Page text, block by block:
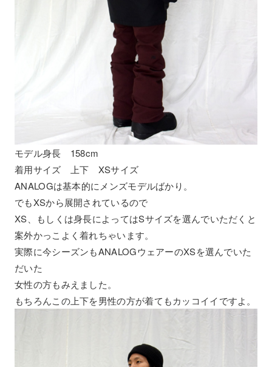
モデル身長 158cm
着用サイズ 上下 XSサイズ
ANALOGは基本的にメンズモデルばかり。
でもXSから展開されているので
XS、もしくは身長によってはSサイズを選んでいただくと
案外かっこよく着れちゃいます。
実際に今シーズンもANALOGウェアーのXSを選んでいた
だいた
女性の方もみえました。
もちろんこの上下を男性の方が着てもカッコイイですよ。